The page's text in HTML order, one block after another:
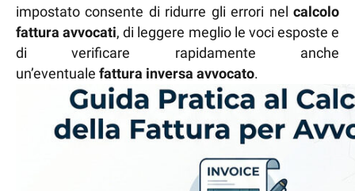
impostato consente di ridurre gli errori nel calcolo
fattura avvocati, di leggere meglio le voci esposte e
di verificare rapidamente anche
un’eventuale fattura inversa avvocato.